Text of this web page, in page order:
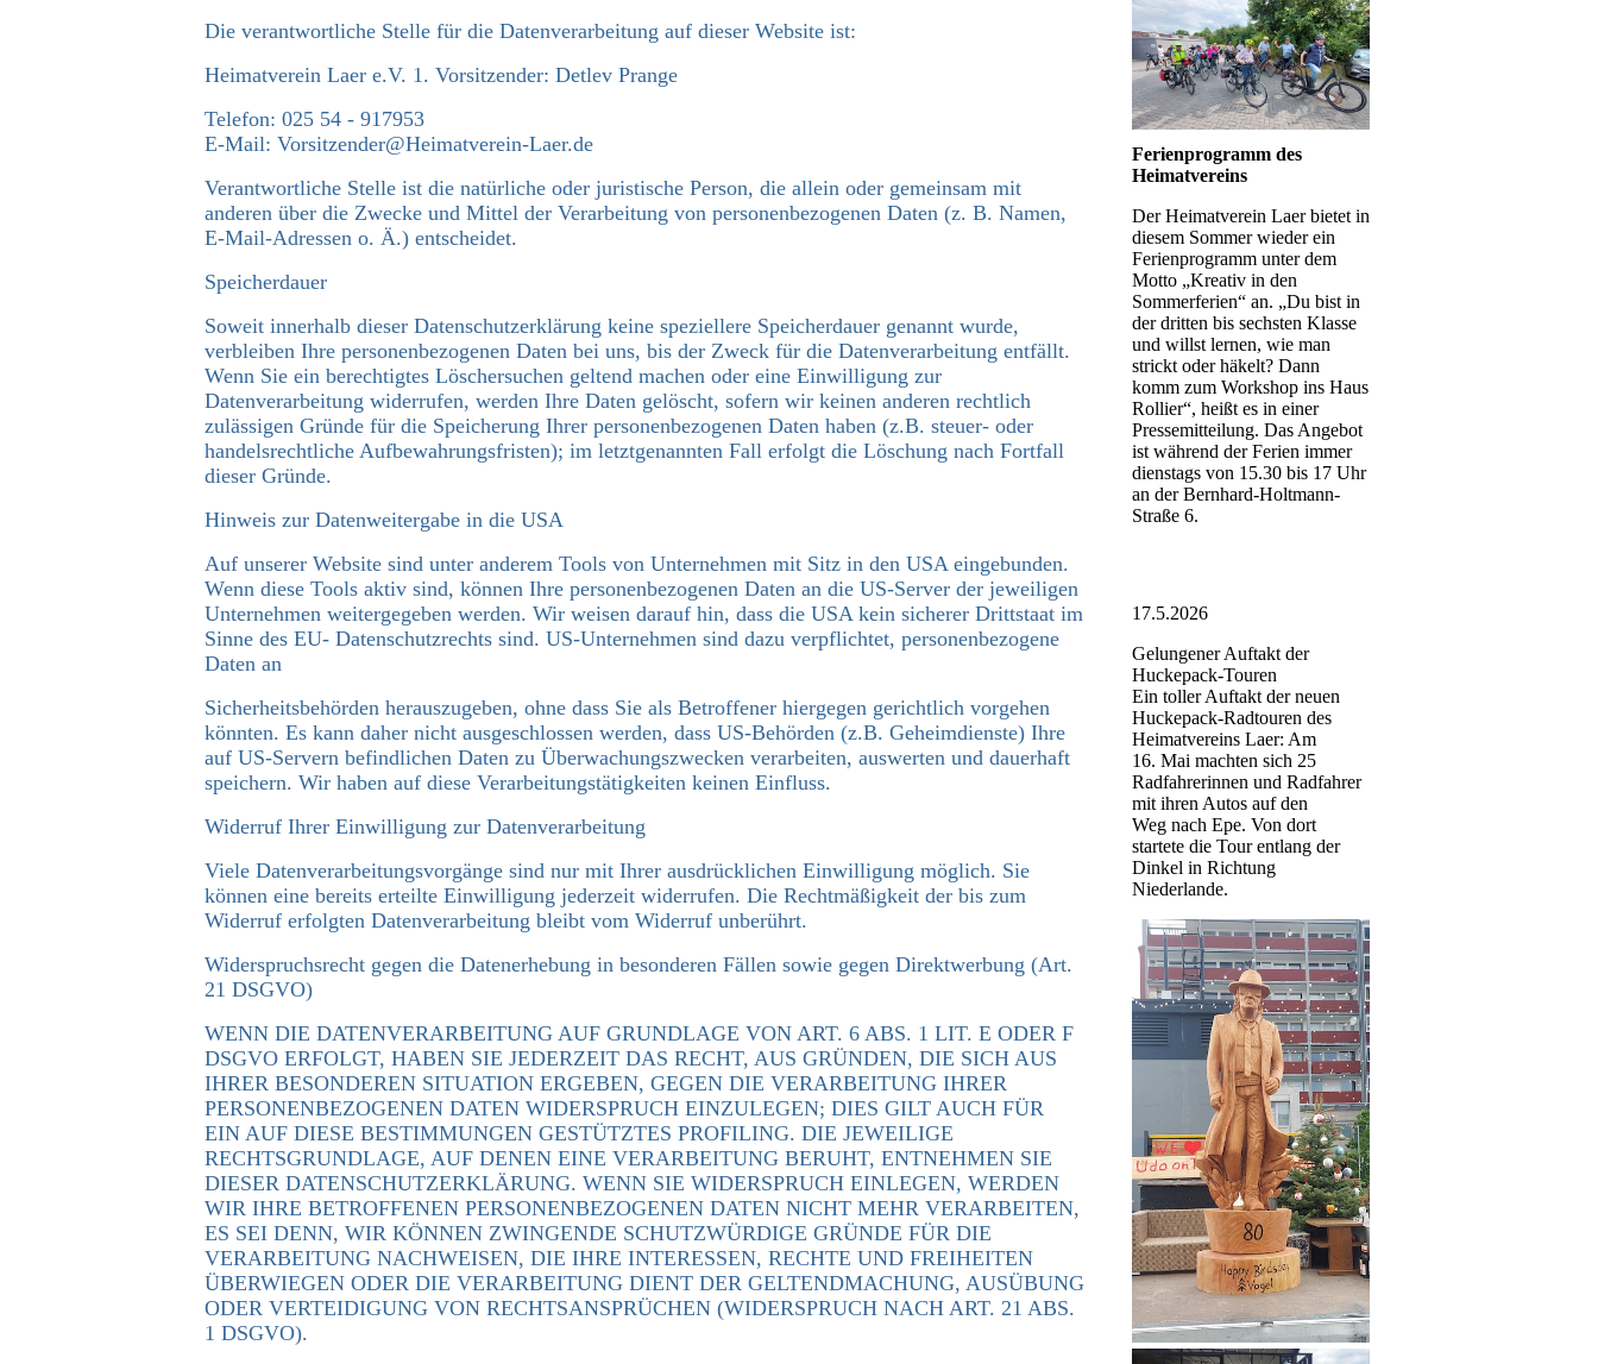
Die verantwortliche Stelle für die Datenverarbeitung auf dieser Website ist:
Heimatverein Laer e.V. 1. Vorsitzender: Detlev Prange
Telefon: 025 54 - 917953
E-Mail: Vorsitzender@Heimatverein-Laer.de
Verantwortliche Stelle ist die natürliche oder juristische Person, die allein oder gemeinsam mit
anderen über die Zwecke und Mittel der Verarbeitung von personenbezogenen Daten (z. B. Namen,
E-Mail-Adressen o. Ä.) entscheidet.
Speicherdauer
Soweit innerhalb dieser Datenschutzerklärung keine speziellere Speicherdauer genannt wurde,
verbleiben Ihre personenbezogenen Daten bei uns, bis der Zweck für die Datenverarbeitung entfällt.
Wenn Sie ein berechtigtes Löschersuchen geltend machen oder eine Einwilligung zur
Datenverarbeitung widerrufen, werden Ihre Daten gelöscht, sofern wir keinen anderen rechtlich
zulässigen Gründe für die Speicherung Ihrer personenbezogenen Daten haben (z.B. steuer- oder
handelsrechtliche Aufbewahrungsfristen); im letztgenannten Fall erfolgt die Löschung nach Fortfall
dieser Gründe.
Hinweis zur Datenweitergabe in die USA
Auf unserer Website sind unter anderem Tools von Unternehmen mit Sitz in den USA eingebunden.
Wenn diese Tools aktiv sind, können Ihre personenbezogenen Daten an die US-Server der jeweiligen
Unternehmen weitergegeben werden. Wir weisen darauf hin, dass die USA kein sicherer Drittstaat im
Sinne des EU- Datenschutzrechts sind. US-Unternehmen sind dazu verpflichtet, personenbezogene
Daten an
Sicherheitsbehörden herauszugeben, ohne dass Sie als Betroffener hiergegen gerichtlich vorgehen
könnten. Es kann daher nicht ausgeschlossen werden, dass US-Behörden (z.B. Geheimdienste) Ihre
auf US-Servern befindlichen Daten zu Überwachungszwecken verarbeiten, auswerten und dauerhaft
speichern. Wir haben auf diese Verarbeitungstätigkeiten keinen Einfluss.
Widerruf Ihrer Einwilligung zur Datenverarbeitung
Viele Datenverarbeitungsvorgänge sind nur mit Ihrer ausdrücklichen Einwilligung möglich. Sie
können eine bereits erteilte Einwilligung jederzeit widerrufen. Die Rechtmäßigkeit der bis zum
Widerruf erfolgten Datenverarbeitung bleibt vom Widerruf unberührt.
Widerspruchsrecht gegen die Datenerhebung in besonderen Fällen sowie gegen Direktwerbung (Art.
21 DSGVO)
WENN DIE DATENVERARBEITUNG AUF GRUNDLAGE VON ART. 6 ABS. 1 LIT. E ODER F
DSGVO ERFOLGT, HABEN SIE JEDERZEIT DAS RECHT, AUS GRÜNDEN, DIE SICH AUS
IHRER BESONDEREN SITUATION ERGEBEN, GEGEN DIE VERARBEITUNG IHRER
PERSONENBEZOGENEN DATEN WIDERSPRUCH EINZULEGEN; DIES GILT AUCH FÜR
EIN AUF DIESE BESTIMMUNGEN GESTÜTZTES PROFILING. DIE JEWEILIGE
RECHTSGRUNDLAGE, AUF DENEN EINE VERARBEITUNG BERUHT, ENTNEHMEN SIE
DIESER DATENSCHUTZERKLÄRUNG. WENN SIE WIDERSPRUCH EINLEGEN, WERDEN
WIR IHRE BETROFFENEN PERSONENBEZOGENEN DATEN NICHT MEHR VERARBEITEN,
ES SEI DENN, WIR KÖNNEN ZWINGENDE SCHUTZWÜRDIGE GRÜNDE FÜR DIE
VERARBEITUNG NACHWEISEN, DIE IHRE INTERESSEN, RECHTE UND FREIHEITEN
ÜBERWIEGEN ODER DIE VERARBEITUNG DIENT DER GELTENDMACHUNG, AUSÜBUNG
ODER VERTEIDIGUNG VON RECHTSANSPRÜCHEN (WIDERSPRUCH NACH ART. 21 ABS.
1 DSGVO).
Ferienprogramm des
Heimatvereins
Der Heimatverein Laer bietet in
diesem Sommer wieder ein
Ferienprogramm unter dem
Motto „Kreativ in den
Sommerferien“ an. „Du bist in
der dritten bis sechsten Klasse
und willst lernen, wie man
strickt oder häkelt? Dann
komm zum Workshop ins Haus
Rollier“, heißt es in einer
Pressemitteilung. Das Angebot
ist während der Ferien immer
dienstags von 15.30 bis 17 Uhr
an der Bernhard-Holtmann-
Straße 6.
17.5.2026
Gelungener Auftakt der
Huckepack-Touren
Ein toller Auftakt der neuen
Huckepack-Radtouren des
Heimatvereins Laer: Am
16. Mai machten sich 25
Radfahrerinnen und Radfahrer
mit ihren Autos auf den
Weg nach Epe. Von dort
startete die Tour entlang der
Dinkel in Richtung
Niederlande.